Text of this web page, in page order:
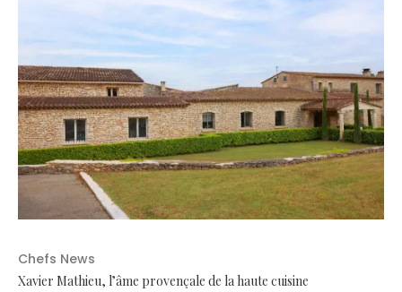
Chefs News
Xavier Mathieu, l’âme provençale de la haute cuisine